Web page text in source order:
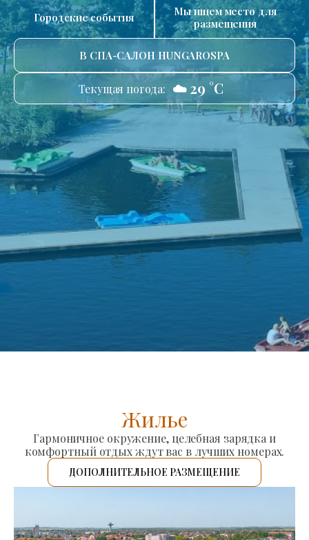
Городские события
Мы ищем место для
размещения
В СПА-САЛОН HUNGAROSPA
Текущая погода: ☁️ 29 °C
Жилье
Гармоничное окружение, целебная зарядка и
комфортный отдых ждут вас в лучших номерах.
ДОПОЛНИТЕЛЬНОЕ РАЗМЕЩЕНИЕ